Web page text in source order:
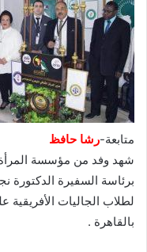
متابعة-رشا حافظ
شهد وفد من مؤسسة المرأة
برئاسة السفيرة الدكتورة
لطلاب الجاليات
بالقاهرة .